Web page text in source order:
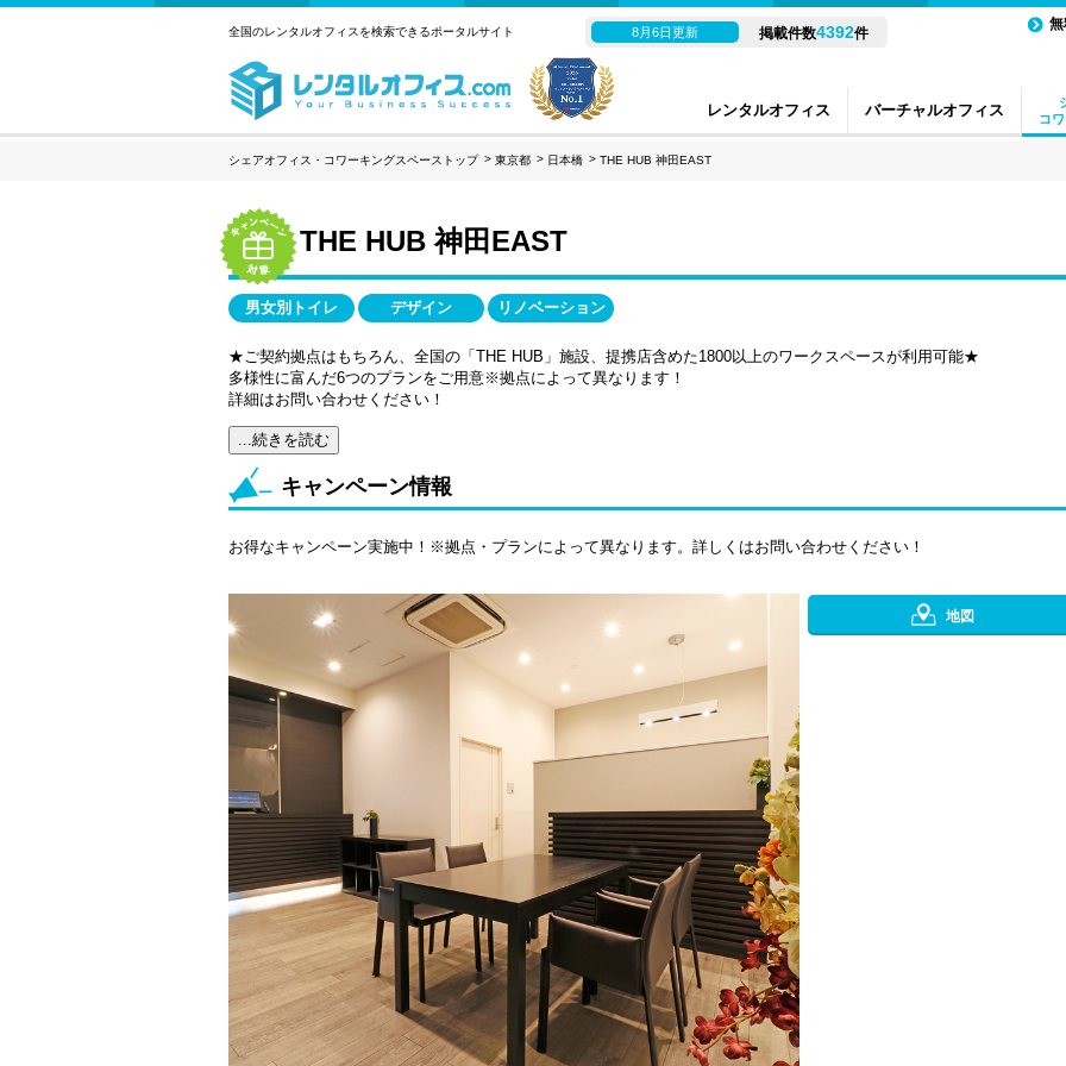
レンタルオフィス バーチャルオフィス
コ
全国のレンタルオフィスを検索できるポータルサイト 8月6日更新 掲載件数4392件
無
シェアオフィス・コワーキングスペーストップ 東京都 日本橋 THE HUB 神田EAST
THE HUB 神田EAST
男女別トイレ デザイン リノベーション
★ご契約拠点はもちろん、全国の「THE HUB」施設、提携店含めた1800以上のワークスペースが利用可能★
多様性に富んだ6つのプランをご用意※拠点によって異なります！
詳細はお問い合わせください！
...続きを読む
キャンペーン情報
お得なキャンペーン実施中！※拠点・プランによって異なります。詳しくはお問い合わせください！
地図